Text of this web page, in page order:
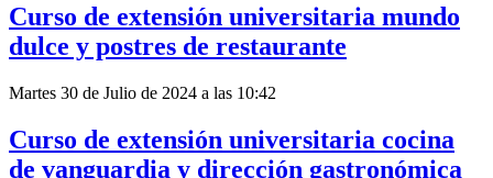
Curso de extensión universitaria mundo
dulce y postres de restaurante
Martes 30 de Julio de 2024 a las 10:42
Curso de extensión universitaria cocina
de vanguardia y dirección gastronómica